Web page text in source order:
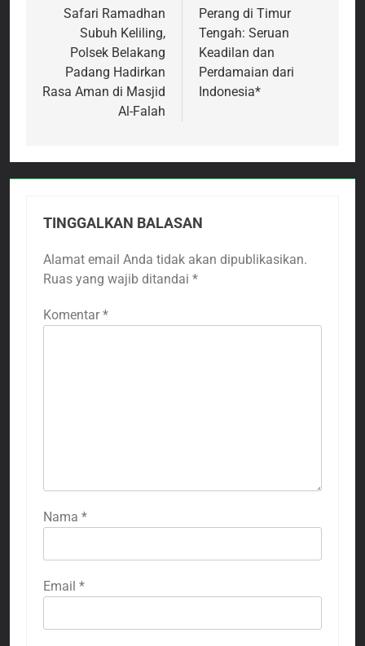
posSafari Ramadhan
Subuh Keliling,
Polsek Belakang
Padang Hadirkan
Rasa Aman di Masjid
Al-Falah
Perang di Timur
Tengah: Seruan
Keadilan dan
Perdamaian dari
Indonesia*
TINGGALKAN BALASAN
Alamat email Anda tidak akan dipublikasikan.
Ruas yang wajib ditandai *
Komentar *
Nama *
Email *